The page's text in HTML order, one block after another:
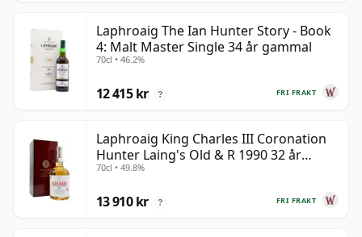
Laphroaig The Ian Hunter Story - Book
4: Malt Master Single 34 år gammal
70cl • 46.2%
FRI FRAKT
12 415 kr ?
Laphroaig King Charles III Coronation
Hunter Laing's Old & R 1990 32 år
gammal
70cl • 49.8%
FRI FRAKT
13 910 kr ?